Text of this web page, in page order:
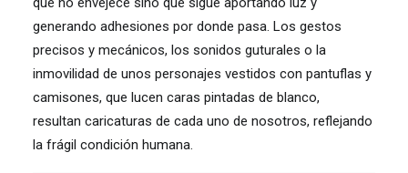
generando adhesiones por donde pasa. Los gestos
precisos y mecánicos, los sonidos guturales o la
inmovilidad de unos personajes vestidos con pantuflas y
camisones, que lucen caras pintadas de blanco,
resultan caricaturas de cada uno de nosotros, reflejando
la frágil condición humana.